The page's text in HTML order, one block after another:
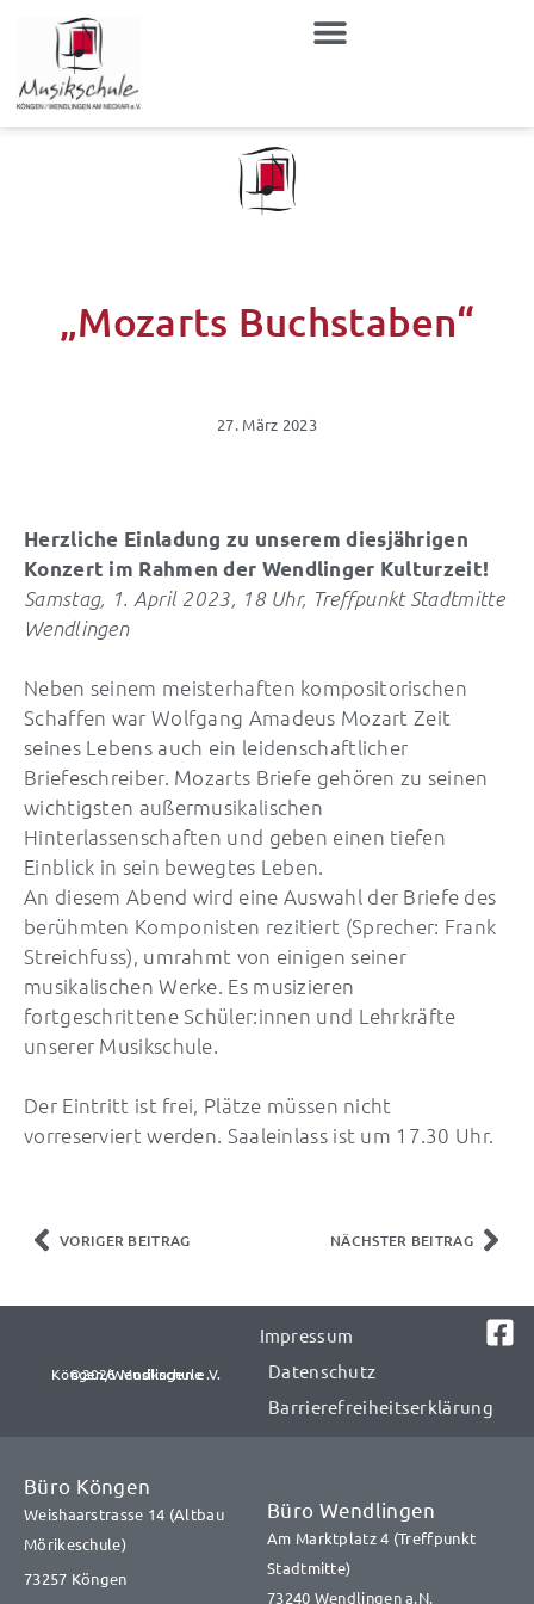
springen
„Mozarts Buchstaben“
27. März 2023
Herzliche Einladung zu unserem diesjährigen
Konzert im Rahmen der Wendlinger Kulturzeit!
Samstag, 1. April 2023, 18 Uhr, Treffpunkt Stadtmitte
Wendlingen
Neben seinem meisterhaften kompositorischen
Schaffen war Wolfgang Amadeus Mozart Zeit
seines Lebens auch ein leidenschaftlicher
Briefeschreiber. Mozarts Briefe gehören zu seinen
wichtigsten außermusikalischen
Hinterlassenschaften und geben einen tiefen
Einblick in sein bewegtes Leben.
An diesem Abend wird eine Auswahl der Briefe des
berühmten Komponisten rezitiert (Sprecher: Frank
Streichfuss), umrahmt von einigen seiner
musikalischen Werke. Es musizieren
fortgeschrittene Schüler:innen und Lehrkräfte
unserer Musikschule.
Der Eintritt ist frei, Plätze müssen nicht
vorreserviert werden. Saaleinlass ist um 17.30 Uhr.
Zurück
VORIGER BEITRAG NÄCHSTER BEITRAG
©2026 Musikschule Köngen/Wendlingen e.V.​​
Impressum
Datenschutz
Barrierefreiheitserklärung
Büro Köngen
Weishaarstrasse 14 (Altbau
Mörikeschule)
73257 Köngen
Büro Wendlingen
Am Marktplatz 4 (Treffpunkt
Stadtmitte)
73240 Wendlingen a.N.